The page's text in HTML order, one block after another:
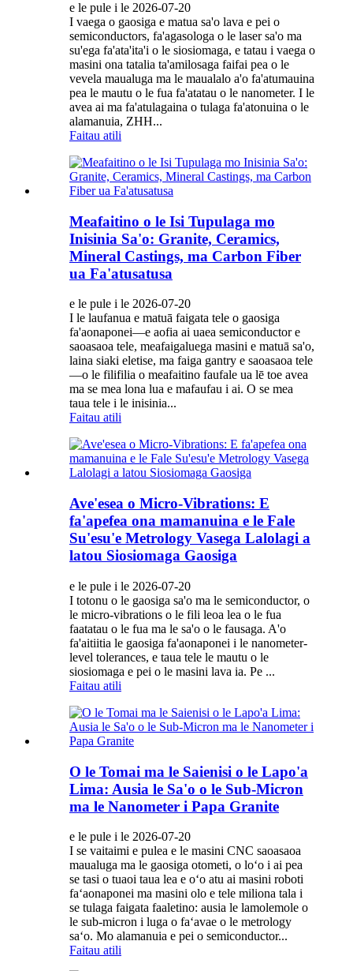
e le pule i le 2026-07-20
I vaega o gaosiga e matua sa'o lava e pei o
semiconductors, fa'agasologa o le laser sa'o ma
su'ega fa'ata'ita'i o le siosiomaga, e tatau i vaega o
masini ona tatalia ta'amilosaga faifai pea o le
vevela maualuga ma le maualalo a'o fa'atumauina
pea le mautu o le fua fa'atatau o le nanometer. I le
avea ai ma fa'atulagaina o tulaga fa'atonuina o le
alamanuia, ZHH...
Faitau atili
Meafaitino o le Isi Tupulaga mo
Inisinia Sa'o: Granite, Ceramics,
Mineral Castings, ma Carbon Fiber
ua Fa'atusatusa
e le pule i le 2026-07-20
I le laufanua e matuā faigata tele o gaosiga
fa'aonaponei—e aofia ai uaea semiconductor e
saoasaoa tele, meafaigaluega masini e matuā sa'o,
laina siaki eletise, ma faiga gantry e saoasaoa tele
—o le filifilia o meafaitino faufale ua lē toe avea
ma se mea lona lua e mafaufau i ai. O se mea
taua tele i le inisinia...
Faitau atili
Ave'esea o Micro-Vibrations: E
fa'apefea ona mamanuina e le Fale
Su'esu'e Metrology Vasega Lalolagi a
latou Siosiomaga Gaosiga
e le pule i le 2026-07-20
I totonu o le gaosiga sa'o ma le semiconductor, o
le micro-vibrations o le fili leoa lea o le fua
faatatau o le fua ma le sa'o o le fausaga. A'o
fa'aitiitia le gaosiga fa'aonaponei i le nanometer-
level tolerances, e taua tele le mautu o le
siosiomaga e pei o le masini lava ia. Pe ...
Faitau atili
O le Tomai ma le Saienisi o le Lapo'a
Lima: Ausia le Sa'o o le Sub-Micron
ma le Nanometer i Papa Granite
e le pule i le 2026-07-20
I se vaitaimi e pulea e le masini CNC saoasaoa
maualuga ma le gaosiga otometi, o loʻo i ai pea
se tasi o tuaoi taua lea e oʻo atu ai masini roboti
faʻaonaponei ma masini olo e tele miliona tala i
se tulaga faigata faaletino: ausia le lamolemole o
le sub-micron i luga o faʻavae o le metrology
saʻo. Mo alamanuia e pei o semiconductor...
Faitau atili